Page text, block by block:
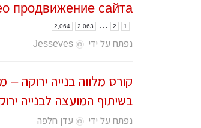
продвижение сайта
1
2
…
2,063
2,064
נפתח על ידי Jesseves
קורס מלווה בנייה ירוקה –
בשיתוף המועצה לבנייה
נפתח על ידי עדן חלפה